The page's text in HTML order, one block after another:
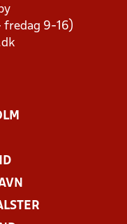
fredag 9-16)